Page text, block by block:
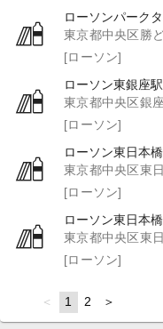
ローソンパーク
東京都中央区勝
[ローソン]
ローソン東銀座
東京都中央区銀
[ローソン]
ローソン東日本
東京都中央区東
[ローソン]
ローソン東日本
東京都中央区東
[ローソン]
page
You're
on
1 page
2 page